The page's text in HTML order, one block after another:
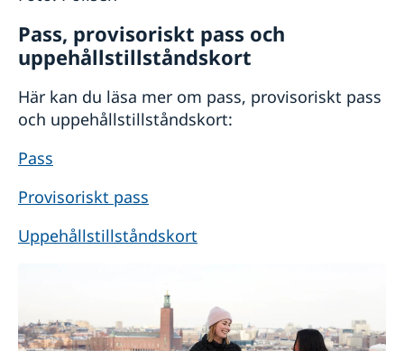
Pass, provisoriskt pass och
uppehållstillståndskort
Här kan du läsa mer om pass, provisoriskt pass
och uppehållstillståndskort:
Pass
Provisoriskt pass
Uppehållstillståndskort